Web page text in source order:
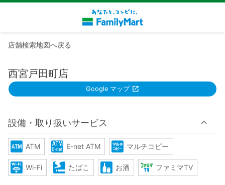
店舗検索地図へ戻る
西宮戸田町店
Google マップ
設備・取り扱いサービス
ATM E-net ATM マルチコピー
Wi-Fi たばこ お酒 ファミマTV